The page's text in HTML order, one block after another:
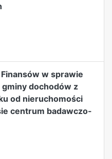
w sprawie
dochodów z
od nieruchomości
centrum badawczo-